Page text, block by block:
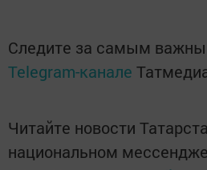
Следите за самым
Telegram-канале
Читайте новости
национальном